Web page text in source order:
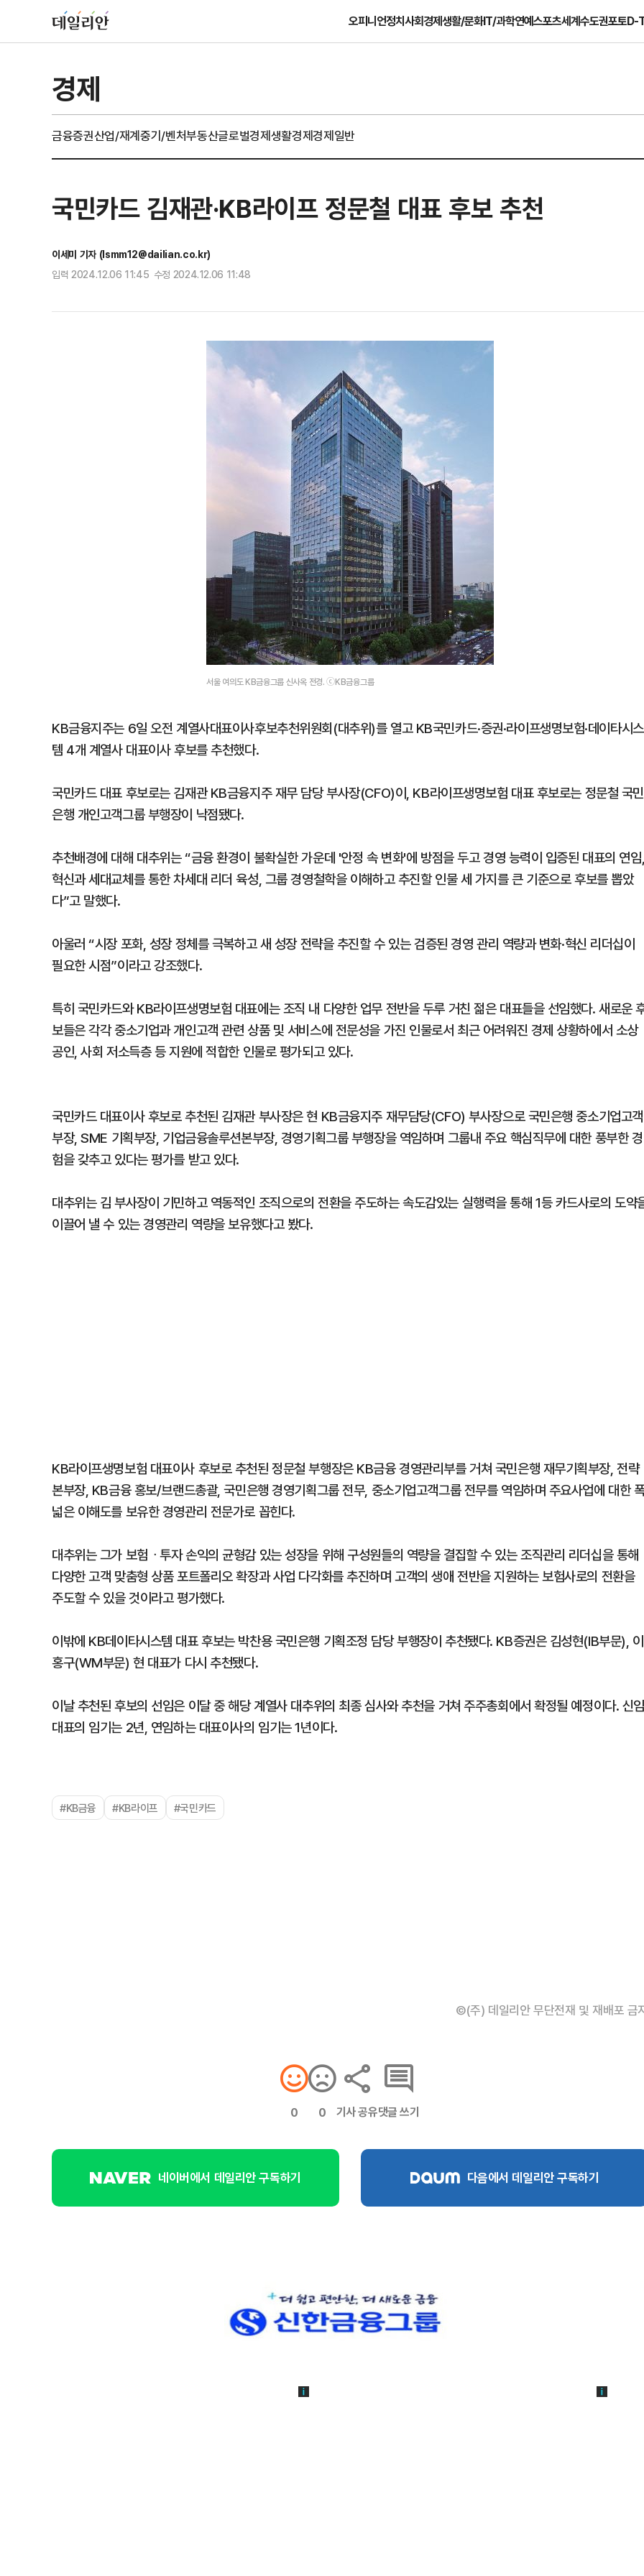
오피니언정치사회경제생활/문화IT/과학연예스포츠세계수도권포토D-
경제
금융증권산업/재계중기/벤처부동산글로벌경제생활경제경제일반
국민카드 김재관·KB라이프 정문철 대표 후보 추천
이세미 기자 (lsmm12@dailian.co.kr)
입력 2024.12.06 11:45 수정 2024.12.06 11:48
서울 여의도 KB금융그룹 신사옥 전경. ⓒKB금융그룹
KB금융지주는 6일 오전 계열사대표이사후보추천위원회(대추위)를 열고 KB국민카드·증권·라이프생명보험·데이타시스
템 4개 계열사 대표이사 후보를 추천했다.
국민카드 대표 후보로는 김재관 KB금융지주 재무 담당 부사장(CFO)이, KB라이프생명보험 대표 후보로는 정문철 국민
은행 개인고객그룹 부행장이 낙점됐다.
추천배경에 대해 대추위는 “금융 환경이 불확실한 가운데 '안정 속 변화'에 방점을 두고 경영 능력이 입증된 대표의 연
혁신과 세대교체를 통한 차세대 리더 육성, 그룹 경영철학을 이해하고 추진할 인물 세 가지를 큰 기준으로 후보를 뽑았
다”고 말했다.
아울러 “시장 포화, 성장 정체를 극복하고 새 성장 전략을 추진할 수 있는 검증된 경영 관리 역량과 변화·혁신 리더십이
필요한 시점”이라고 강조했다.
특히 국민카드와 KB라이프생명보험 대표에는 조직 내 다양한 업무 전반을 두루 거친 젊은 대표들을 선임했다. 새로운
보들은 각각 중소기업과 개인고객 관련 상품 및 서비스에 전문성을 가진 인물로서 최근 어려워진 경제 상황하에서 소상
공인, 사회 저소득층 등 지원에 적합한 인물로 평가되고 있다.
국민카드 대표이사 후보로 추천된 김재관 부사장은 현 KB금융지주 재무담당(CFO) 부사장으로 국민은행 중소기업고객
부장, SME 기획부장, 기업금융솔루션본부장, 경영기획그룹 부행장을 역임하며 그룹내 주요 핵심직무에 대한 풍부한 경
험을 갖추고 있다는 평가를 받고 있다.
대추위는 김 부사장이 기민하고 역동적인 조직으로의 전환을 주도하는 속도감있는 실행력을 통해 1등 카드사로의 도약
이끌어 낼 수 있는 경영관리 역량을 보유했다고 봤다.
KB라이프생명보험 대표이사 후보로 추천된 정문철 부행장은 KB금융 경영관리부를 거쳐 국민은행 재무기획부장, 전략
본부장, KB금융 홍보/브랜드총괄, 국민은행 경영기획그룹 전무, 중소기업고객그룹 전무를 역임하며 주요사업에 대한
넓은 이해도를 보유한 경영관리 전문가로 꼽힌다.
대추위는 그가 보험ᆞ투자 손익의 균형감 있는 성장을 위해 구성원들의 역량을 결집할 수 있는 조직관리 리더십을 통해
다양한 고객 맞춤형 상품 포트폴리오 확장과 사업 다각화를 추진하며 고객의 생애 전반을 지원하는 보험사로의 전환을
주도할 수 있을 것이라고 평가했다.
이밖에 KB데이타시스템 대표 후보는 박찬용 국민은행 기획조정 담당 부행장이 추천됐다. KB증권은 김성현(IB부문), 이
홍구(WM부문) 현 대표가 다시 추천됐다.
이날 추천된 후보의 선임은 이달 중 해당 계열사 대추위의 최종 심사와 추천을 거쳐 주주총회에서 확정될 예정이다. 신
대표의 임기는 2년, 연임하는 대표이사의 임기는 1년이다.
#KB금융 #KB라이프 #국민카드
©(주) 데일리안 무단전재 및 재배포 금
0 0 기사 공유댓글 쓰기
네이버에서 데일리안 구독하기 다음에서 데일리안 구독하기
5